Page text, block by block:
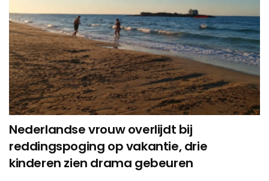
Nederlandse vrouw overlijdt bij
reddingspoging op vakantie, drie
kinderen zien drama gebeuren